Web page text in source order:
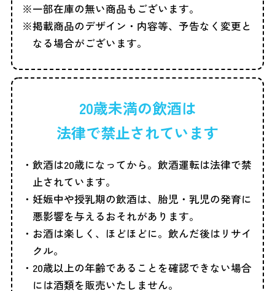
一部在庫の無い商品もございます。
掲載商品のデザイン・内容等、予告なく変更と
なる場合がございます。
20歳未満の飲酒は
法律で禁止されています
飲酒は20歳になってから。飲酒運転は法律で禁
止されています。
妊娠中や授乳期の飲酒は、胎児・乳児の発育に
悪影響を与えるおそれがあります。
お酒は楽しく、ほどほどに。飲んだ後はリサイ
クル。
20歳以上の年齢であることを確認できない場合
には酒類を販売いたしません。